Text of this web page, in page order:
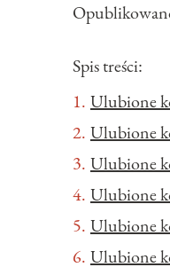
Spis treści:
Ulubione
Ulubione
Ulubione
Ulubione
Ulubione
Ulubione